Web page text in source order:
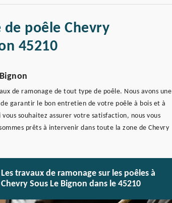
poêle Chevry
45210
de ramonage de tout type de poêle. Nous avons une
garantir le bon entretien de votre poêle à bois et à
souhaitez assurer votre satisfaction, nous vous
prêts à intervenir dans toute la zone de Chevry
Les travaux de ramonage sur les poêles à
Chevry Sous Le Bignon dans le 45210